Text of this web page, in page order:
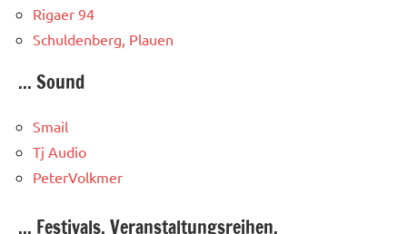
Rigaer 94
Schuldenberg, Plauen
... Sound
Smail
Tj Audio
PeterVolkmer
... Festivals, Veranstaltungsreihen,